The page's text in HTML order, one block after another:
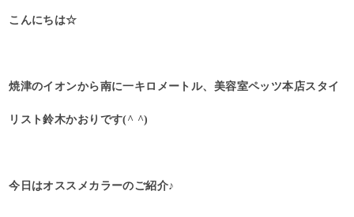
こんにちは☆
焼津のイオンから南に一キロメートル、美容室ペッツ本店スタイ
リスト鈴木かおりです(^ ^)
今日はオススメカラーのご紹介♪